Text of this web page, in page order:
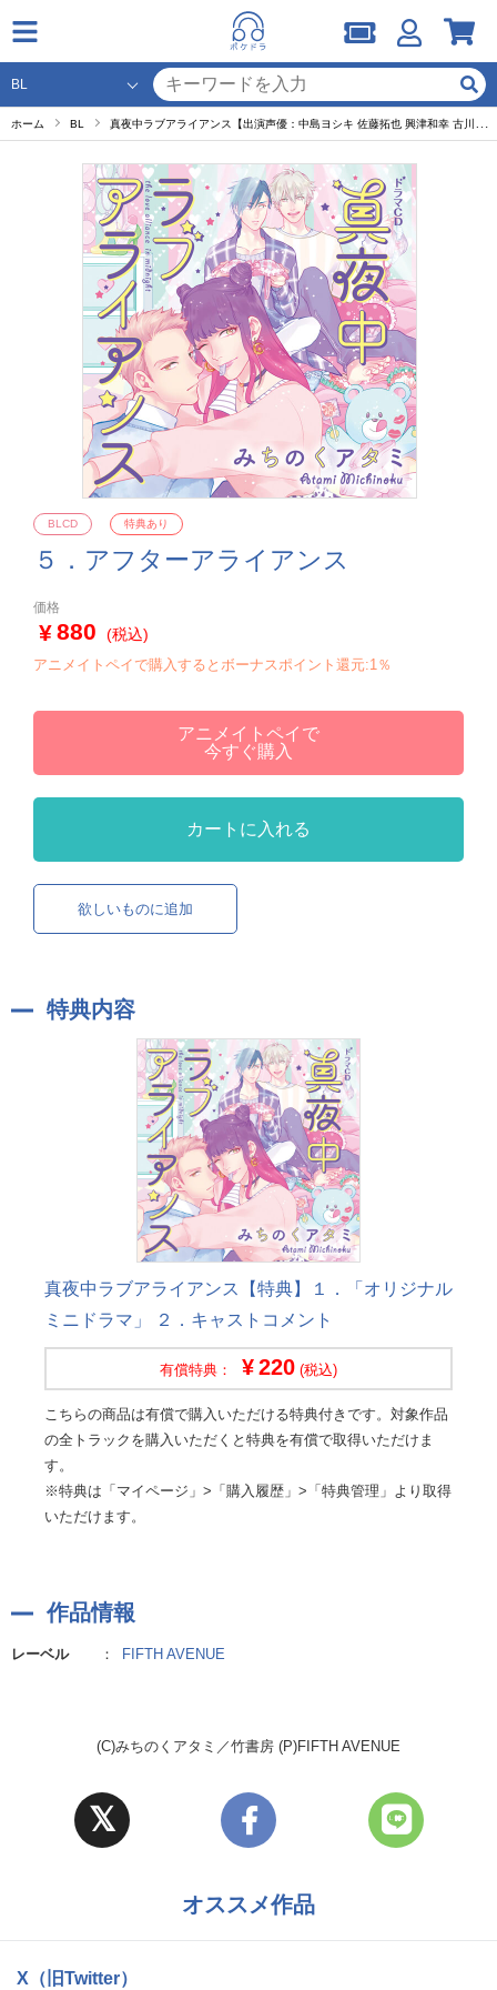
ホーム BL 真夜中ラブアライアンス【出演声優：中島ヨシキ 佐藤拓也 興津和幸 古川慎】
５．アフターアライアンス
BLCD 特典あり
価格
880 (税込)
アニメイトペイで購入するとボーナスポイント還元:1％
アニメイトペイで
今すぐ購入
カートに入れる
欲しいものに追加
特典内容
真夜中ラブアライアンス【特典】１．「オリジナル
ミニドラマ」 ２．キャストコメント
有償特典： 220 (税込)
こちらの商品は有償で購入いただける特典付きです。対象作品
の全トラックを購入いただくと特典を有償で取得いただけま
す。
※特典は「マイページ」>「購入履歴」>「特典管理」より取得
いただけます。
作品情報
レーベル ： FIFTH AVENUE
(C)みちのくアタミ／竹書房 (P)FIFTH AVENUE
オススメ作品
X（旧Twitter）